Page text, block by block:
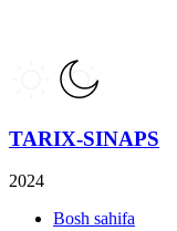
TARIX-SINAPS
2024
Bosh sahifa